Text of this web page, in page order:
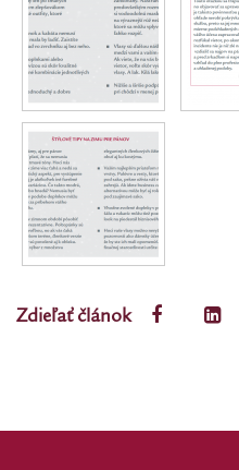
Zdieľať článok